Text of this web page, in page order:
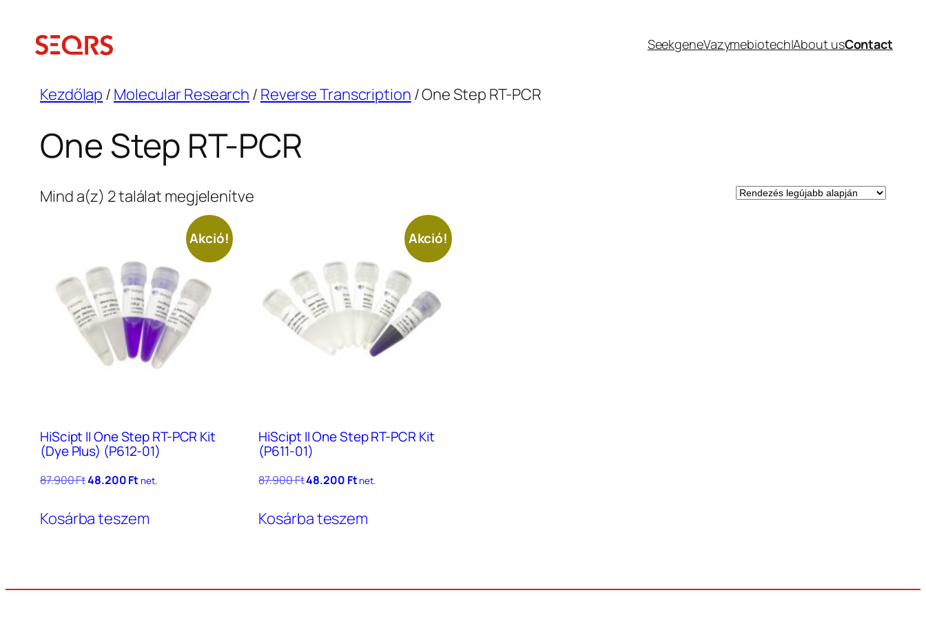
tartalomhoz
SeekgeneVazymebiotech|About usContact
Kezdőlap / Molecular Research / Reverse Transcription / One Step RT-PCR
One Step RT-PCR
Mind a(z) 2 találat megjelenítveSorted
Akció!
HiScipt II One Step RT-PCR Kit
(Dye Plus) (P612-01)
87.900FtOriginal
was:
87.900 Ft.
48.200FtCurrent
48.200 Ft.
net.
Kosárba teszem
Akció!
HiScipt II One Step RT-PCR Kit
(P611-01)
87.900FtOriginal
was:
87.900 Ft.
48.200 FtCurrent
48.200 Ft.
net.
Kosárba teszem